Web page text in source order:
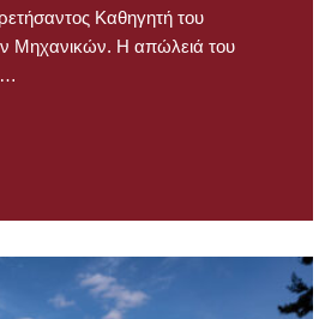
Καθηγητή του
Μηχανικών. Η απώλειά του